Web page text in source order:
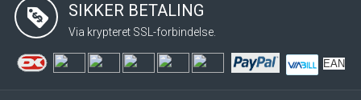
SIKKER BETALING
Via krypteret SSL-forbindelse.
EAN